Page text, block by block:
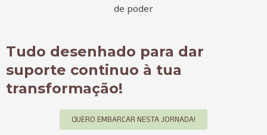
de poder
Tudo desenhado para dar
suporte continuo à tua
transformação!
QUERO EMBARCAR NESTA JORNADA!